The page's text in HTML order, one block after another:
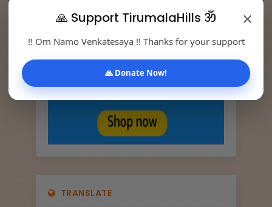
TRANSLATE
×
🙏 Support TirumalaHills ॐ
!! Om Namo Venkatesaya !! Thanks for your support
🙏 Donate Now!